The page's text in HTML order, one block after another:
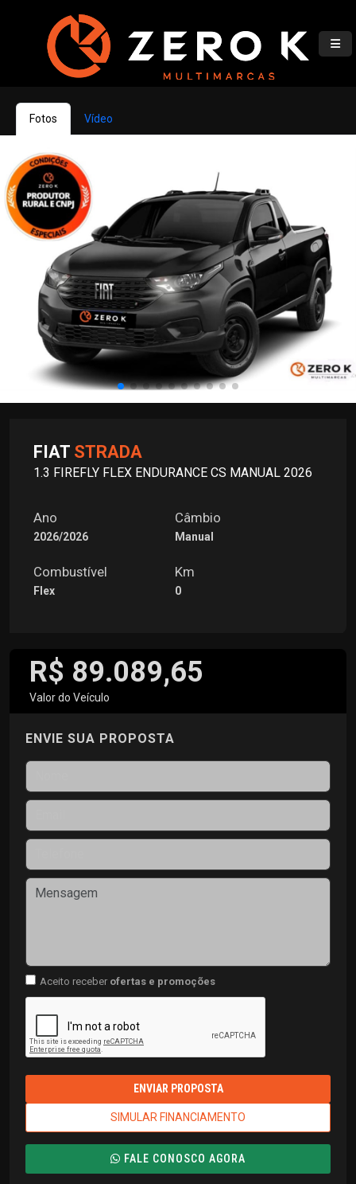
Fotos Vídeo
FIAT STRADA
1.3 FIREFLY FLEX ENDURANCE CS MANUAL 2026
Ano
2026/2026
Câmbio
Manual
Combustível
Flex
Km
0
R$ 89.089,65
Valor do Veículo
ENVIE SUA PROPOSTA
Aceito receber ofertas e promoções
ENVIAR PROPOSTA
SIMULAR FINANCIAMENTO
FALE CONOSCO AGORA